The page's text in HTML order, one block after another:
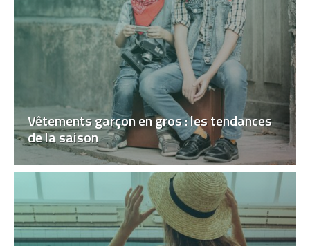
Vêtements garçon en gros : les tendances
de la saison